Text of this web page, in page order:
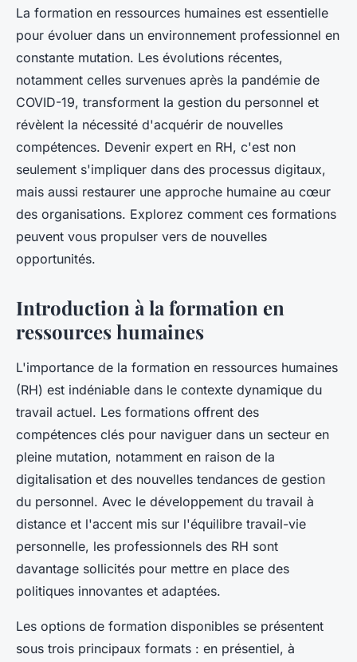
Formation rh : devenez expert
en ressources humaines !
Marie•2 mars 2025 •6 min de lecture
La formation en ressources humaines est essentielle
pour évoluer dans un environnement professionnel en
constante mutation. Les évolutions récentes,
notamment celles survenues après la pandémie de
COVID-19, transforment la gestion du personnel et
révèlent la nécessité d'acquérir de nouvelles
compétences. Devenir expert en RH, c'est non
seulement s'impliquer dans des processus digitaux,
mais aussi restaurer une approche humaine au cœur
des organisations. Explorez comment ces formations
peuvent vous propulser vers de nouvelles
opportunités.
Introduction à la formation en
ressources humaines
L'importance de la formation en ressources humaines
(RH) est indéniable dans le contexte dynamique du
travail actuel. Les formations offrent des
compétences clés pour naviguer dans un secteur en
pleine mutation, notamment en raison de la
digitalisation et des nouvelles tendances de gestion
du personnel. Avec le développement du travail à
distance et l'accent mis sur l'équilibre travail-vie
personnelle, les professionnels des RH sont
davantage sollicités pour mettre en place des
politiques innovantes et adaptées.
Les options de formation disponibles se présentent
sous trois principaux formats : en présentiel, à